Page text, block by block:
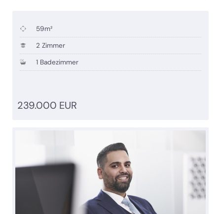
59m²
2 Zimmer
1 Badezimmer
239.000 EUR